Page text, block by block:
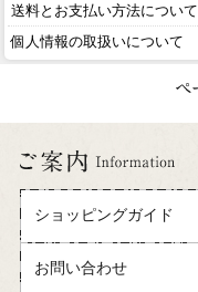
送料とお支払い方法について
個人情報の取扱いについて
ショッピングガイド
お問い合わせ